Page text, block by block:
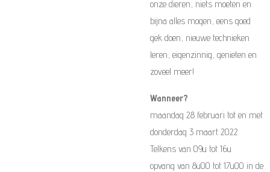
onze dieren, niets moeten en
bijna alles mogen, eens goed
gek doen, nieuwe technieken
leren, eigenzinnig, genieten en
zoveel meer!
Wanneer?
maandag 28 februari tot en met
donderdag 3 maart 2022
Telkens van 09u tot 16u
opvang van 8u00 tot 17u00 in de